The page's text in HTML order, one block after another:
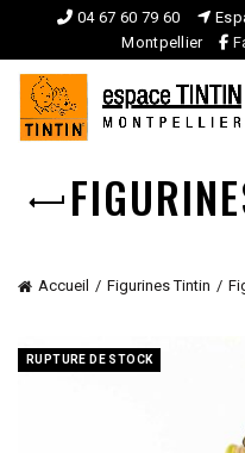
04 67 60 79 60
Montpellier
Accueil Figurines Tintin
RUPTURE DE STOCK